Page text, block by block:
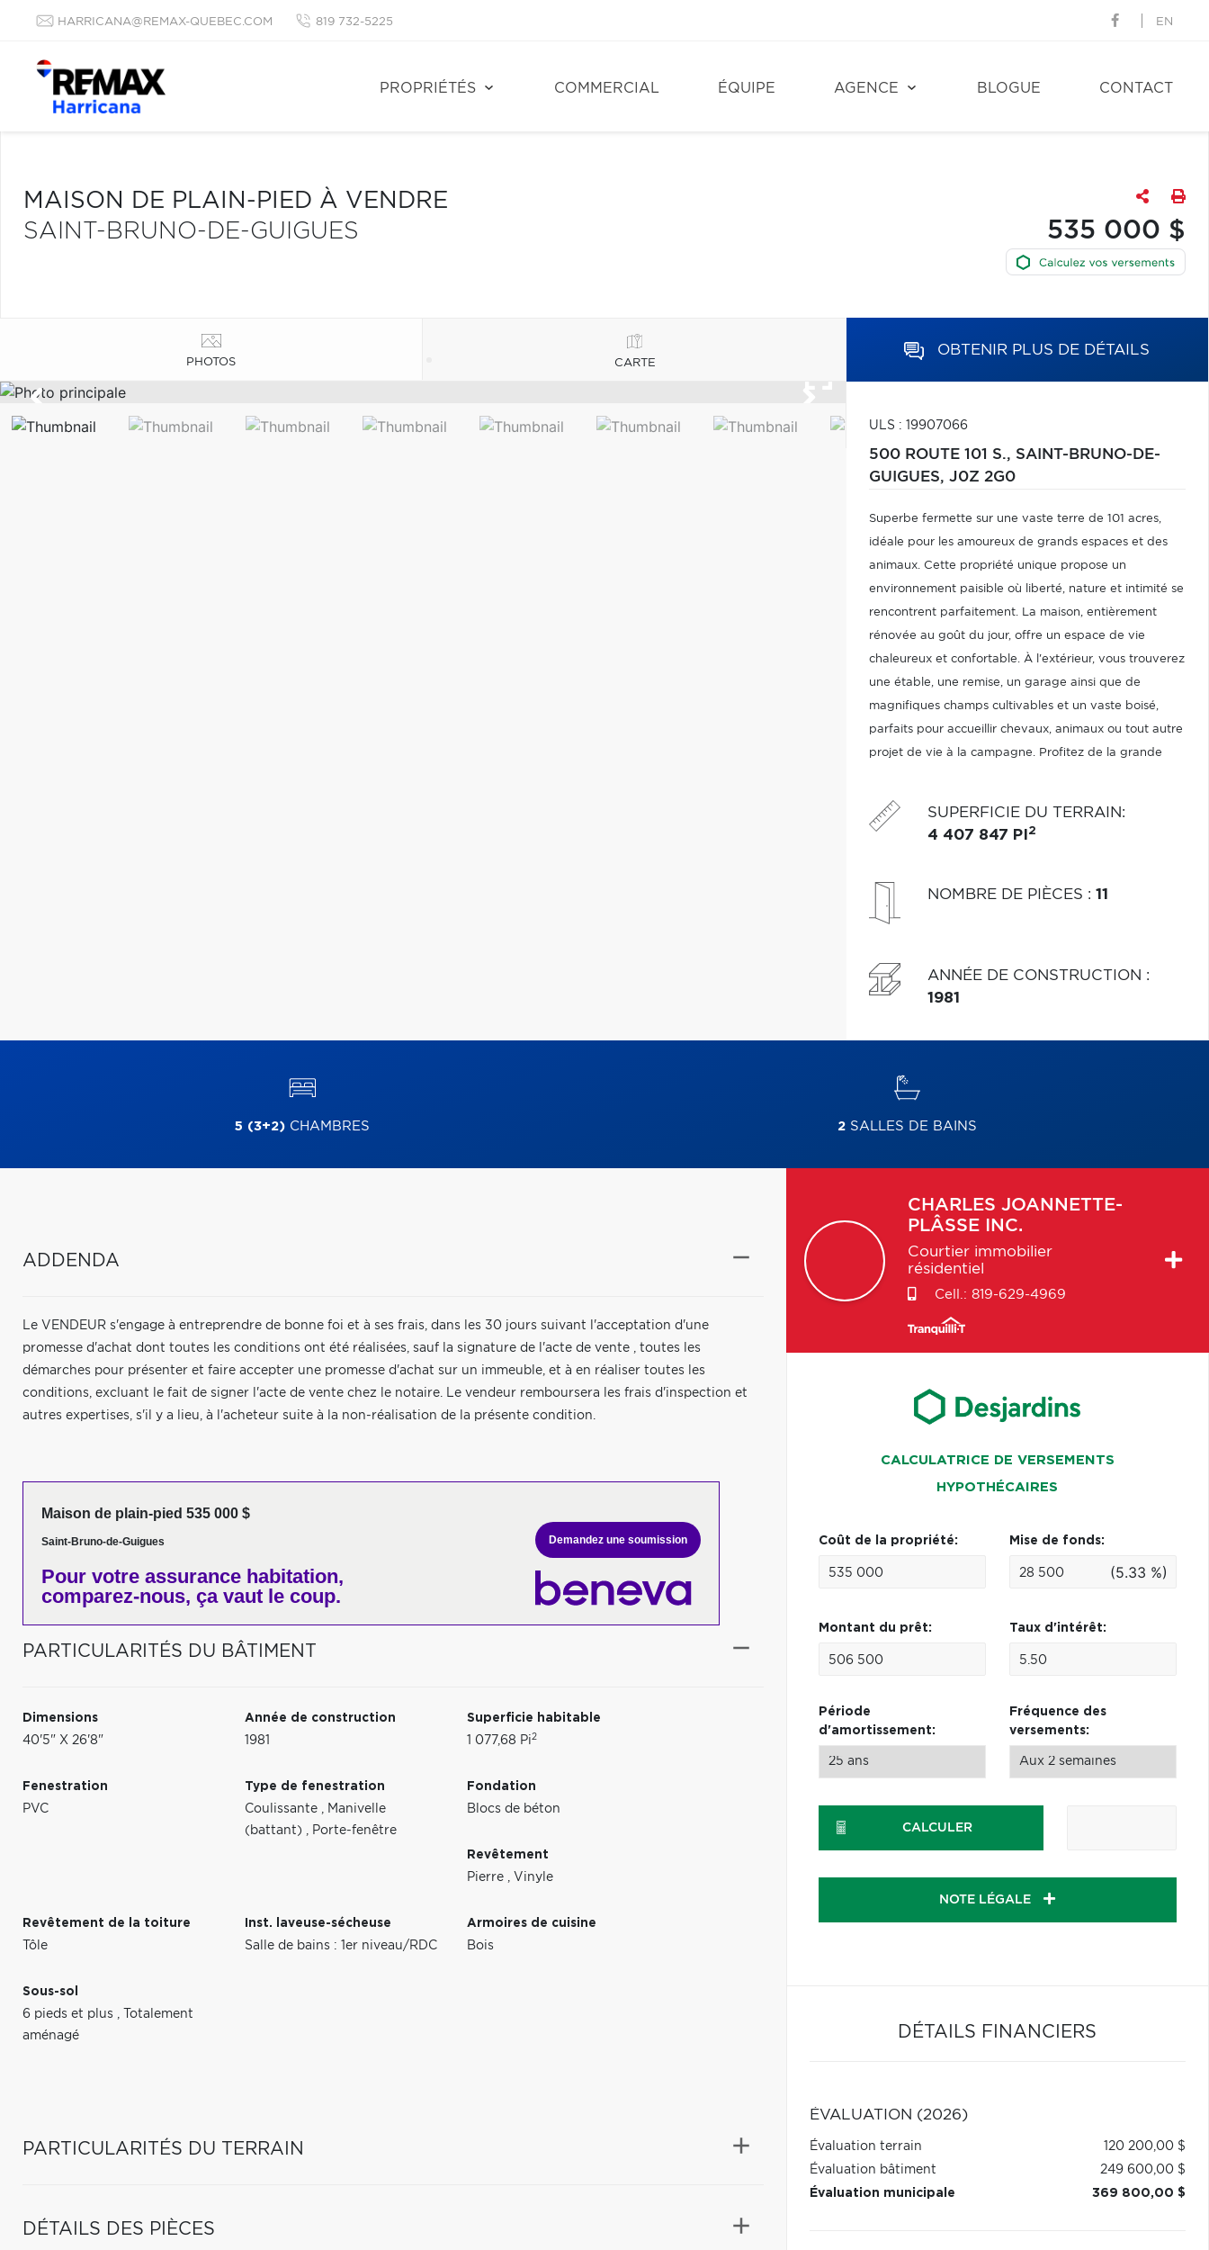
HARRICANA@REMAX-QUEBEC.COM 819 732-5225 EN
PROPRIÉTÉS COMMERCIAL ÉQUIPE AGENCE BLOGUE CONTACT
MAISON DE PLAIN-PIED À VENDRE
SAINT-BRUNO-DE-GUIGUES
535 000 $
PHOTOS CARTE
OBTENIR PLUS DE DÉTAILS
ULS : 19907066
500 ROUTE 101 S., SAINT-BRUNO-DE-
GUIGUES, J0Z 2G0
Superbe fermette sur une vaste terre de 101 acres,
idéale pour les amoureux de grands espaces et des
animaux. Cette propriété unique propose un
environnement paisible où liberté, nature et intimité se
rencontrent parfaitement. La maison, entièrement
rénovée au goût du jour, offre un espace de vie
chaleureux et confortable. À l'extérieur, vous trouverez
une étable, une remise, un garage ainsi que de
magnifiques champs cultivables et un vaste boisé,
parfaits pour accueillir chevaux, animaux ou tout autre
projet de vie à la campagne. Profitez de la grande
absolu.
SUPERFICIE DU TERRAIN:
4 407 847 PI 2
NOMBRE DE PIÈCES : 11
ANNÉE DE CONSTRUCTION :
1981
5 (3+2) CHAMBRES 2SALLES DE BAINS
ADDENDA
Le VENDEUR s'engage à entreprendre de bonne foi et à ses frais, dans les 30 jours suivant l'acceptation d'une
promesse d'achat dont toutes les conditions ont été réalisées, sauf la signature de l'acte de vente , toutes les
démarches pour présenter et faire accepter une promesse d'achat sur un immeuble, et à en réaliser toutes les
conditions, excluant le fait de signer l'acte de vente chez le notaire. Le vendeur remboursera les frais d'inspection et
autres expertises, s'il y a lieu, à l'acheteur suite à la non-réalisation de la présente condition.
Maison de plain-pied 535 000 $
Saint-Bruno-de-Guigues
Pour votre assurance habitation,
comparez-nous, ça vaut le coup.
Demandez une soumission
PARTICULARITÉS DU BÂTIMENT
Dimensions
40'5" X 26'8"
Année de construction
1981
Superficie habitable
1 077,68 Pi2
Fenestration
PVC
Type de fenestration
Coulissante , Manivelle
(battant) , Porte-fenêtre
Fondation
Blocs de béton
Revêtement
Pierre , Vinyle
Revêtement de la toiture
Tôle
Inst. laveuse-sécheuse
Salle de bains : 1er niveau/RDC
Armoires de cuisine
Bois
Sous-sol
6 pieds et plus ,
Totalement
aménagé
PARTICULARITÉS DU TERRAIN
DÉTAILS DES PIÈCES
CHARLES JOANNETTE-
PLÂSSE INC.
Courtier immobilier
résidentiel
Cell.: 819-629-4969
CALCULATRICE DE VERSEMENTS
HYPOTHÉCAIRES
Coût de la propriété: Mise de fonds:
(5.33 %)
Montant du prêt: Taux d'intérêt:
Période
d'amortissement:
Fréquence des
versements:
CALCULER
NOTE LÉGALE
DÉTAILS FINANCIERS
ÉVALUATION (2026)
Évaluation terrain
120 200,00 $
Évaluation bâtiment
249 600,00 $
Évaluation municipale
369 800,00 $